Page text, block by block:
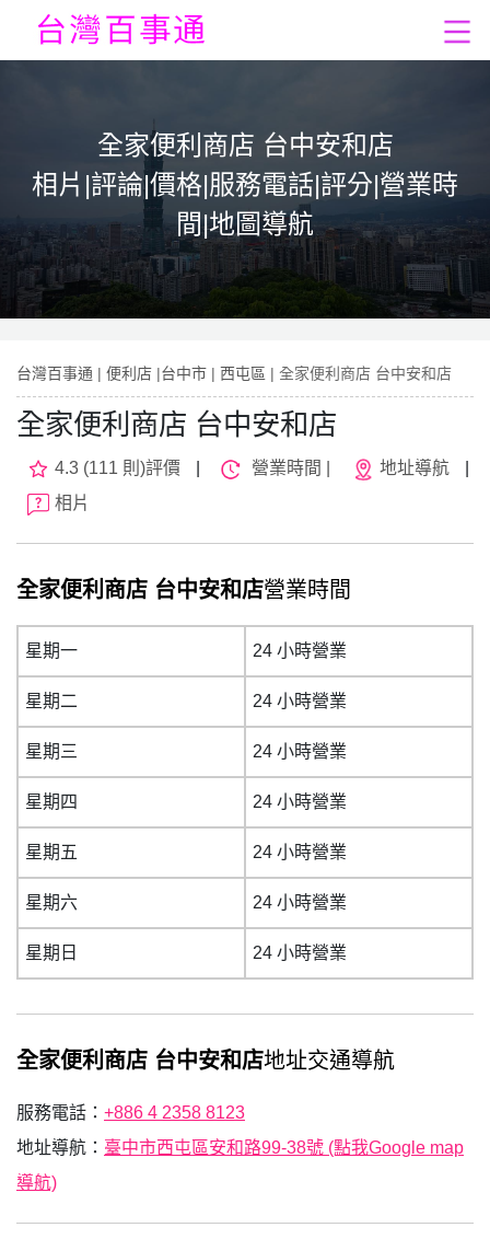
全家便利商店 台中安和店
相片|評論|價格|服務電話|評分|營業時
間|地圖導航
台灣百事通 | 便利店 |台中市 | 西屯區 | 全家便利商店 台中安和店
全家便利商店 台中安和店
4.3 (111 則)評價 營業時間 | 地址導航
相片
全家便利商店 台中安和店營業時間
星期一 24 小時營業
星期二 24 小時營業
星期三 24 小時營業
星期四 24 小時營業
星期五 24 小時營業
星期六 24 小時營業
星期日 24 小時營業
全家便利商店 台中安和店地址交通導航
服務電話： +886 4 2358 8123
地址導航： 臺中市西屯區安和路99-38號 (點我Google map
導航)